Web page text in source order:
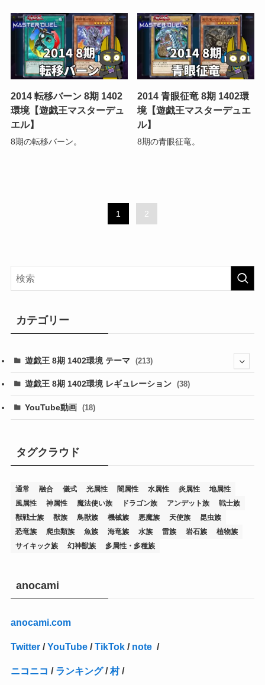
2014 転移バーン 8期 1402
環境【遊戯王マスターデュ
エル】
8期の転移バーン。
2014 青眼征竜 8期 1402環
境【遊戯王マスターデュエ
ル】
8期の青眼征竜。
1 2
カテゴリー
遊戯王 8期 1402環境 テーマ (213)
(76)
(19)
(1)
(1)
(2)
(1)
(1)
(2)
(1)
(36)
(3)
(4)
(1)
(27)
(1)
(1)
(1)
(2)
(4)
(8)
(3)
(1)
(67)
(1)
(12)
(2)
(1)
(1)
(19)
(3)
(2)
(1)
(3)
(1)
(5)
(4)
(1)
(2)
(12)
(1)
(2)
(5)
(1)
(1)
(1)
(1)
(4)
(2)
(3)
(2)
(1)
(9)
(4)
(2)
(11)
(1)
(4)
(1)
(47)
(1)
(5)
(3)
(1)
(1)
(21)
(2)
(1)
(3)
(14)
(2)
(1)
(1)
(5)
(1)
(59)
(23)
(2)
(7)
(1)
(1)
(15)
(1)
(1)
(3)
(2)
(1)
(1)
(1)
(1)
(33)
(17)
(2)
(2)
(10)
(1)
(7)
(2)
(14)
(1)
(2)
(1)
(1)
(5)
(1)
(1)
(1)
(1)
(24)
(1)
(1)
(15)
(31)
(40)
(22)
遊戯王 8期 1402環境 レギュレーション (38)
YouTube動画 (18)
タグクラウド
通常 融合 儀式 光属性 闇属性 水属性 炎属性
地属性
風属性
神属性 魔法使い族 ドラゴン族 アンデット族
戦士族
獣戦士族
獣族 鳥獣族 機械族 悪魔族 天使族
昆虫族
恐竜族
爬虫類族 魚族 海竜族 水族 雷族 岩石族
植物族
サイキック族
幻神獣族 多属性・多種族
anocami
anocami.com
Twitter /YouTube/ TikTok/ note /
ニコニコ / ランキング/村/